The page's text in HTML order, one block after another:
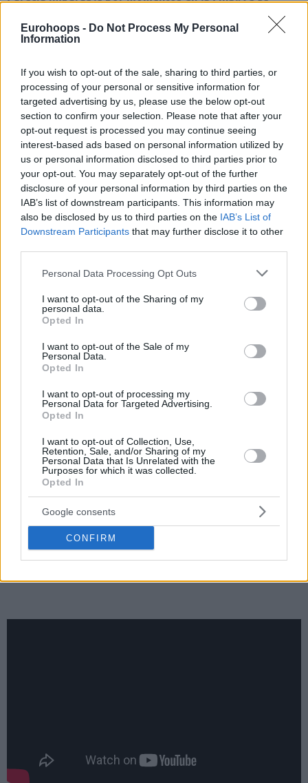
Eurohoops - Do Not Process My Personal
Information
If you wish to opt-out of the sale, sharing to third parties, or
processing of your personal or sensitive information for
targeted advertising by us, please use the below opt-out
section to confirm your selection. Please note that after your
opt-out request is processed you may continue seeing
interest-based ads based on personal information utilized by
us or personal information disclosed to third parties prior to
your opt-out. You may separately opt-out of the further
disclosure of your personal information by third parties on the
IAB’s list of downstream participants. This information may
also be disclosed by us to third parties on the IAB’s List of
Downstream Participants that may further disclose it to other
Please note that this website/app uses one or more Google
not limited to your visit or usage behaviour. You may click to
grant or deny consent to Google and its third-party tags to
use your data for below specified purposes in below Google
consent section.
Personal Data Processing Opt Outs
I want to opt-out of the Sharing of my
personal data.
Opted In
I want to opt-out of the Sale of my
Personal Data.
Opted In
I want to opt-out of processing my
Personal Data for Targeted Advertising.
Opted In
I want to opt-out of Collection, Use,
Retention, Sale, and/or Sharing of my
Personal Data that Is Unrelated with the
Purposes for which it was collected.
Opted In
Google consents
CONFIRM
siente uno cuando está en ese momentum y nivel de
confianza?
estado a ese nivel. No diría que me sentí imparable, pero sí
fue algo especial. Cuando juegas con esa libertad, dejas de
pensar y llegan las oportunidades y se trata de intentar
aprovecharlas.